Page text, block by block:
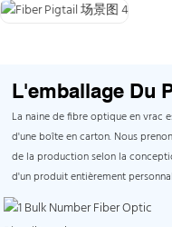
L'emballage Du
La naine de fibre optique en vrac
d'une boîte en carton. Nous
de la production selon la
d'un produit entièrement